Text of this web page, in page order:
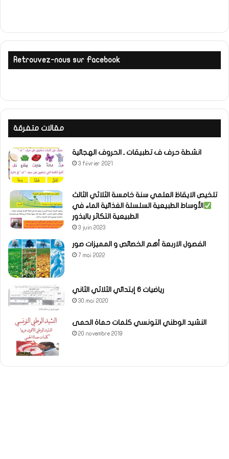
Retrouvez-nous sur Facebook
مقالات متفرقة
انشطة حرف ف تطبيقات ـ الحروف الهجائية
3 février 2021
تلخيص الايقاظ العلمي سنة خامسة الثلاثي الثالث
الأوساط الطبيعية السلسلة الغذائية الماء في
الطبيعية التكاثر بالبذور
3 juin 2023
الفصول الاربعة أهم الخصائص و المميزات صور
7 mai 2022
رياضيات 6 إبتدائي الثلاثي الثاني
30 mai 2020
النشيد الوطني التونسي كلمات حماة الحمى
20 novembre 2019